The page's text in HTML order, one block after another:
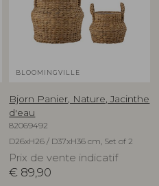
BLOOMINGVILLE
Bjorn Panier, Nature, Jacinthe
d'eau
82069492
D26xH26 / D37xH36 cm, Set of 2
Prix de vente indicatif
€ 89,90